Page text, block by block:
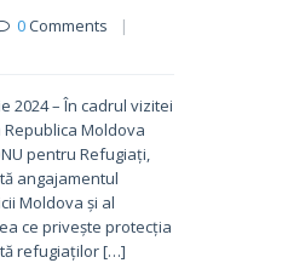
0Comments
|
2024 – În cadrul vizitei
Moldova
pentru Refugiați,
angajamentul
Moldova și al
ce privește protecția
refugiaților […]